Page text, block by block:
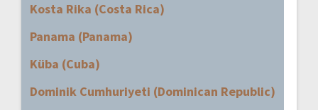
Kosta Rika (Costa Rica)
Panama (Panama)
Küba (Cuba)
Dominik Cumhuriyeti (Dominican Republic)